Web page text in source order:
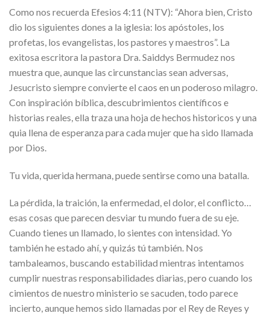
Como nos recuerda Efesios 4:11 (NTV): “Ahora bien, Cristo
dio los siguientes dones a la iglesia: los apóstoles, los
profetas, los evangelistas, los pastores y maestros”. La
exitosa escritora la pastora Dra. Saiddys Bermudez nos
muestra que, aunque las circunstancias sean adversas,
Jesucristo siempre convierte el caos en un poderoso milagro.
Con inspiración bíblica , descubrimientos científicos e
historias reales, ella traza una hoja de hechos historicos y una
quia llena de esperanza para cada mujer que ha sido llamada
por Dios.
Tu vida, querida hermana, puede sentirse como una batalla
La pérdida, la traición, la enfermedad, el dolor, el conflicto…
esas cosas que parecen desviar tu mundo fuera de su eje.
Cuando tienes un llamado, lo sientes con intensidad. Yo
también he estado ahí, y quizás tú también. Nos
tambaleamos, buscando estabilidad mientras intentamos
cumplir nuestras responsabilidades diarias, pero cuando los
cimientos de nuestro ministerio se sacuden, todo parece
incierto, aunque hemos sido llamadas por el Rey de Reyes y